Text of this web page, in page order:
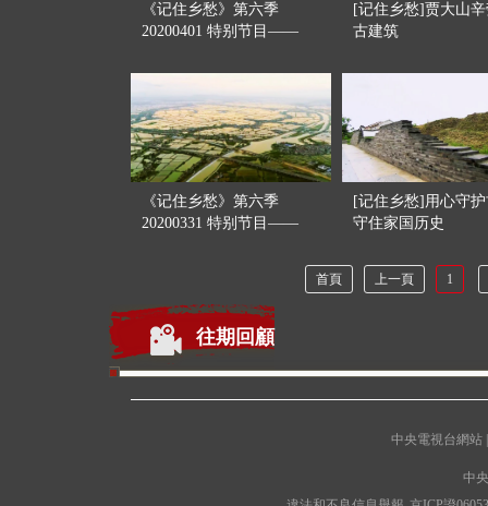
《记住乡愁》第六季
20200401 特别节目——
[记住乡愁]贾大山
古建筑
《记住乡愁》第六季
20200331 特别节目——
[记住乡愁]用心守
守住家国历史
首頁 上一頁 1
往期回顧
中央電視台網站
中